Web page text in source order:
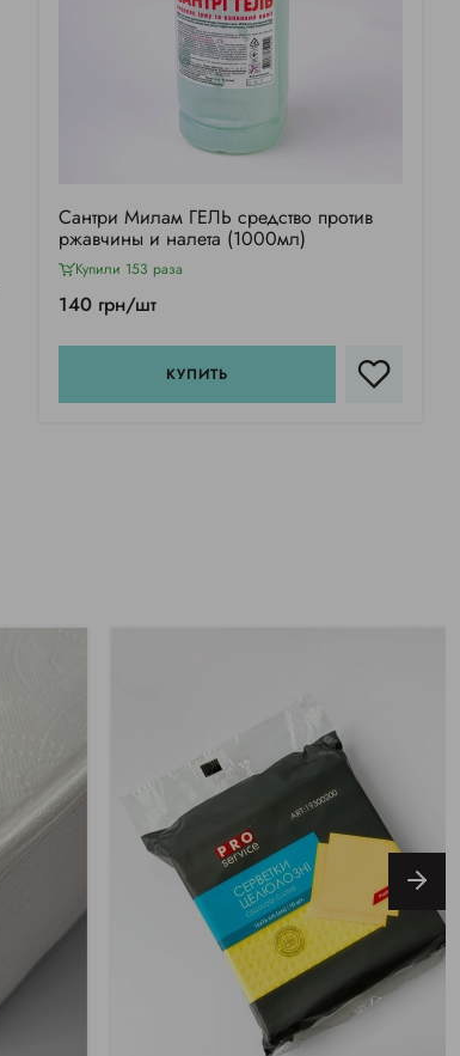
Сантри Милам ГЕЛЬ средство против
ржавчины и налета (1000мл)
Купили 153 раза
140 грн/шт
КУПИТЬ